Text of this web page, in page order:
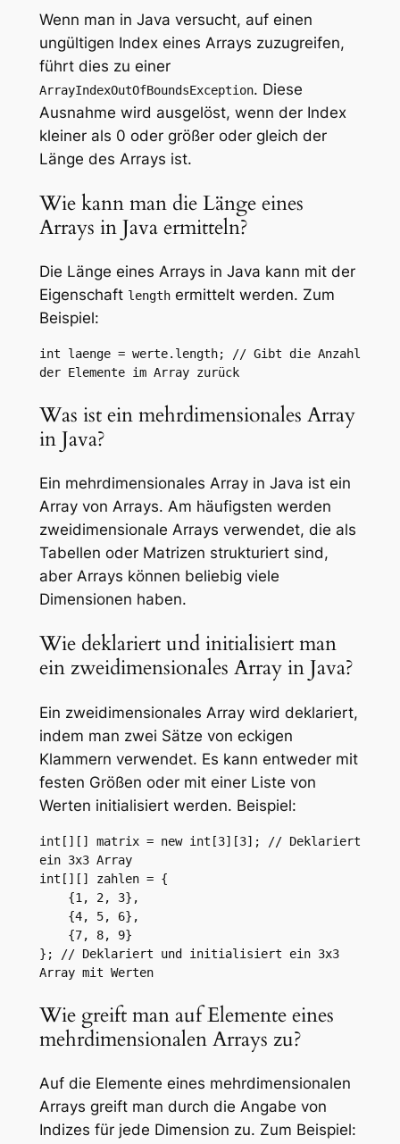
Wenn man in Java versucht, auf einen
ungültigen Index eines Arrays zuzugreifen,
führt dies zu einer
ArrayIndexOutOfBoundsException. Diese
Ausnahme wird ausgelöst, wenn der Index
kleiner als 0 oder größer oder gleich der
Länge des Arrays ist.
Wie kann man die Länge eines
Arrays in Java ermitteln?
Die Länge eines Arrays in Java kann mit der
Eigenschaft lengthermittelt werden. Zum
Beispiel:
int laenge = werte.length; // Gibt die Anzahl
der Elemente im Array zurück
Was ist ein mehrdimensionales Array
in Java?
Ein mehrdimensionales Array in Java ist ein
Array von Arrays. Am häufigsten werden
zweidimensionale Arrays verwendet, die als
Tabellen oder Matrizen strukturiert sind,
aber Arrays können beliebig viele
Dimensionen haben.
Wie deklariert und initialisiert man
ein zweidimensionales Array in Java?
Ein zweidimensionales Array wird deklariert,
indem man zwei Sätze von eckigen
Klammern verwendet. Es kann entweder mit
festen Größen oder mit einer Liste von
Werten initialisiert werden. Beispiel:
int[][] matrix = new int[3][3]; // Deklariert
ein 3x3 Array
int[][] zahlen = {
}; // Deklariert und initialisiert ein 3x3
Array mit Werten
Wie greift man auf Elemente eines
mehrdimensionalen Arrays zu?
Auf die Elemente eines mehrdimensionalen
Arrays greift man durch die Angabe von
Indizes für jede Dimension zu. Zum Beispiel: